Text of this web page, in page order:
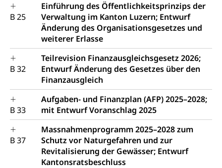
B 25
Einführung des Öffentlichkeitsprinzips der
Verwaltung im Kanton Luzern; Entwurf
Änderung des Organisationsgesetzes und
weiterer Erlasse
B 32
Teilrevision Finanzausgleichsgesetz 2026;
Entwurf Änderung des Gesetzes über den
Finanzausgleich
B 33
Aufgaben- und Finanzplan (AFP) 2025–2028;
mit Entwurf Voranschlag 2025
B 37
Massnahmenprogramm 2025–2028 zum
Schutz vor Naturgefahren und zur
Revitalisierung der Gewässer; Entwurf
Kantonsratsbeschluss